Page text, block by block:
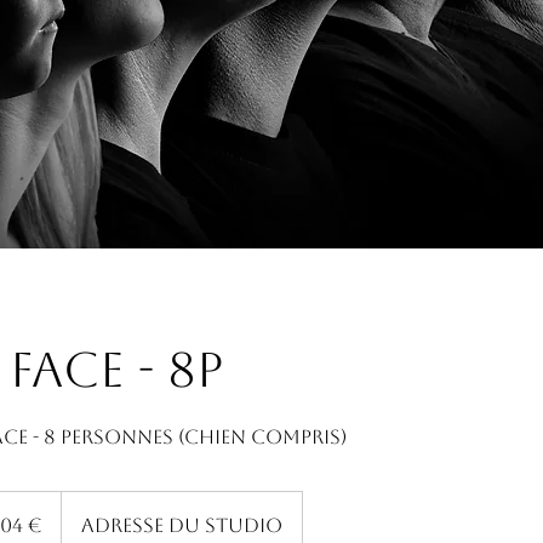
- 8p
- 8 personnes (chien compris)
€ Adresse du studio